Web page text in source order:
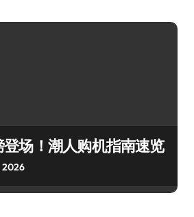
登场！潮人购机指南速览
2026